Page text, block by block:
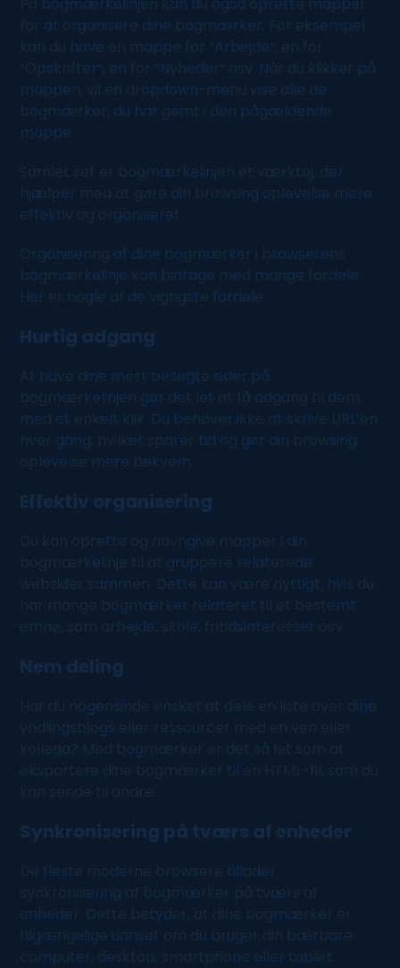
for at organisere dine bogmærker. For eksempel
kan du have en mappe for “Arbejde”, en for
“Opskrifter”, en for “ Nyheder ” osv. Når du klikker på
mappen, vil en dropdown-menu vise alle de
bogmærker, du har gemt i den pågældende
mappe.
Samlet set er bogmærkelinjen et værktøj, der
hjælper med at gøre din browsing oplevelse mere
effektiv og organiseret.
Organisering af dine bogmærker i browserens
bogmærkelinje kan bidrage med mange fordele.
Her er nogle af de vigtigste fordele:
Hurtig adgang
At have dine mest besøgte sider på
bogmærkelinjen gør det let at få adgang til dem
med et enkelt klik. Du behøver ikke at skrive URL’en
hver gang, hvilket sparer tid og gør din browsing
oplevelse mere bekvem.
Effektiv organisering
Du kan oprette og navngive mapper i din
bogmærkelinje til at gruppere relaterede
websider sammen. Dette kan være nyttigt, hvis du
har mange bogmærker relateret til et bestemt
emne, som arbejde, skole, fritidsinteresser osv.
Nem deling
Har du nogensinde ønsket at dele en liste over dine
yndlingsblogs eller ressourcer med en ven eller
kollega? Med bogmærker er det så let som at
eksportere dine bogmærker til en HTML-fil, som du
kan sende til andre.
Synkronisering på tværs af enheder
De fleste moderne browsere tillader
synkronisering af bogmærker på tværs af
enheder. Dette betyder, at dine bogmærker er
tilgængelige uanset om du bruger din bærbare
computer , desktop, smartphone eller tablet.